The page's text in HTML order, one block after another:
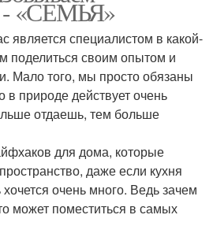
- «СЕМЬЯ»
является специалистом в какой-
поделиться своим опытом и
Мало того, мы просто обязаны
в природе действует очень
отдаешь, тем больше
для дома, которые
даже если кухня
очень много. Ведь зачем
может поместиться в самых